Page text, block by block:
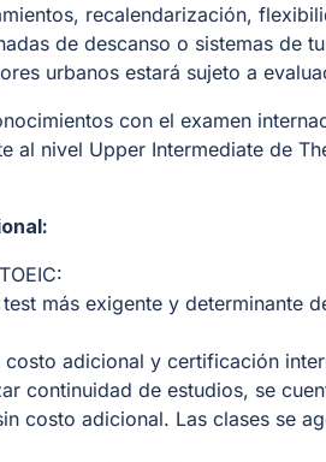
recalendarización,
de descanso o sistemas de
urbanos estará sujeto a
con el examen
al nivel Upper Intermediate de
más exigente y determinante
adicional y certificación
continuidad de estudios, se
costo adicional. Las clases se